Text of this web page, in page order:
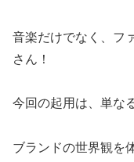
音楽だけでなく、フ
さん！
今回の起用は、単な
ブランドの世界観を